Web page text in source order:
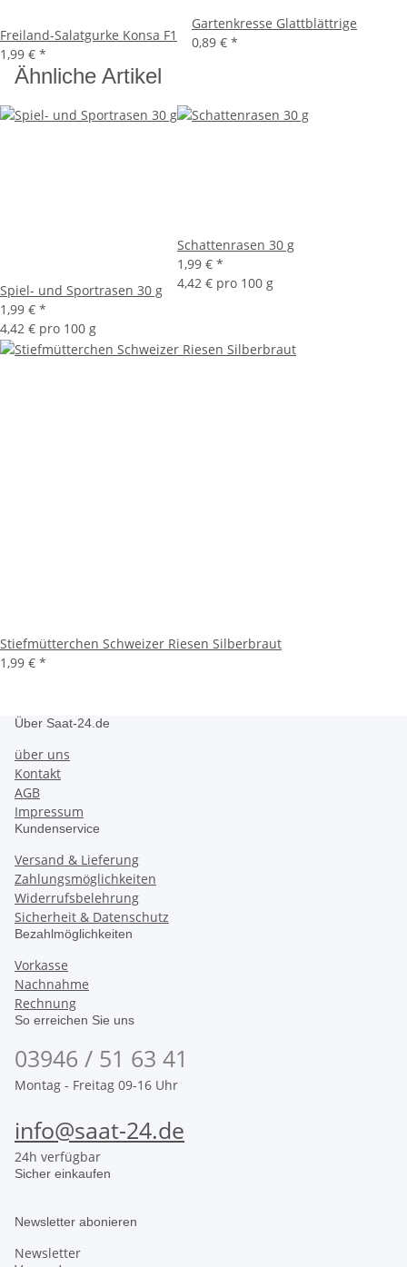
Freiland-Salatgurke Konsa F1
1,99 € *
Gartenkresse Glattblättrige
0,89 € *
Ähnliche Artikel
Spiel- und Sportrasen 30 g
1,99 € *
4,42 € pro 100 g
Schattenrasen 30 g
1,99 € *
4,42 € pro 100 g
Stiefmütterchen Schweizer Riesen Silberbraut
1,99 € *
Über Saat-24.de
über uns
Kontakt
AGB
Impressum
Kundenservice
Versand & Lieferung
Zahlungsmöglichkeiten
Widerrufsbelehrung
Sicherheit & Datenschutz
Bezahlmöglichkeiten
Vorkasse
Nachnahme
Rechnung
So erreichen Sie uns
03946 / 51 63 41
Montag - Freitag 09-16 Uhr
info@saat-24.de
24h verfügbar
Sicher einkaufen
Newsletter abonieren
Newsletter